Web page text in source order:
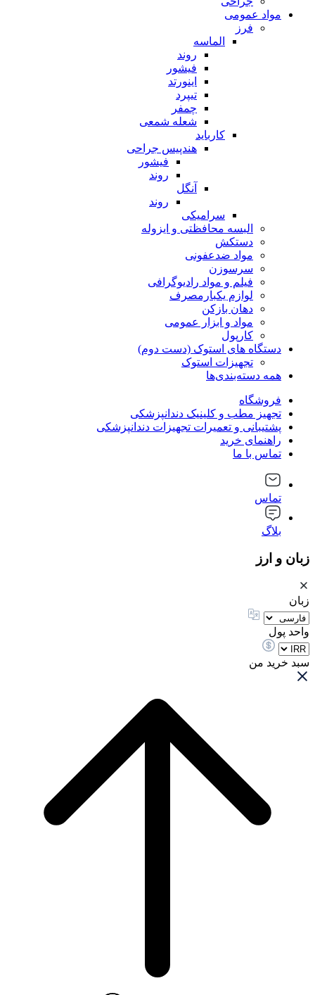
مواد عمومی
فرز
الماسه
روند
فیشور
اینورتد
تیپرد
چمفر
شعله شمعی
کارباید
هندپیس جراحی
فیشور
روند
آنگل
روند
سرامیکی
البسه محافظتی و ایزوله
دستکش
مواد ضدعفونی
سرسوزن
فیلم و مواد رادیوگرافی
لوازم یکبارمصرف
دهان بازکن
مواد و ابزار عمومی
کارپول
دستگاه های استوک (دست دوم)
تجهیزات استوک
همه دسته‌بندی‌ها
فروشگاه
تجهیز مطب و کلینیک دندانپزشکی
پشتیبانی و تعمیرات تجهیزات دندانپزشکی
راهنمای خرید
تماس با ما
تماس
بلاگ
زبان و ارز
زبان
واحد پول
سبد خرید من